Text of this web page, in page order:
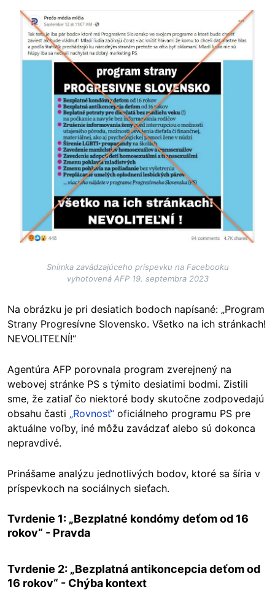
Image
Snímka zavádzajúceho príspevku na Facebooku
vyhotovená AFP 19. septembra 2023
Na obrázku je pri desiatich bodoch napísané: „Program
Strany Progresívne Slovensko. Všetko na ich stránkach!
NEVOLITEĽNÍ!“
Agentúra AFP porovnala program zverejnený na
webovej stránke PS s týmito desiatimi bodmi. Zistili
sme, že zatiaľ čo niektoré body skutočne zodpovedajú
obsahu časti „Rovnosť“ oficiálneho programu PS pre
aktuálne voľby, iné môžu zavádzať alebo sú dokonca
nepravdivé.
Prinášame analýzu jednotlivých bodov, ktoré sa šíria v
príspevkoch na sociálnych sieťach.
Tvrdenie 1: „Bezplatné kondómy deťom od 16
rokov“ - Pravda
Tvrdenie 2: „Bezplatná antikoncepcia deťom od
16 rokov“ - Chýba kontext